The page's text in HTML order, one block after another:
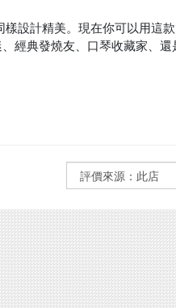
樣設計精美。現在你可以用這
經典發燒友、口琴收藏家、還